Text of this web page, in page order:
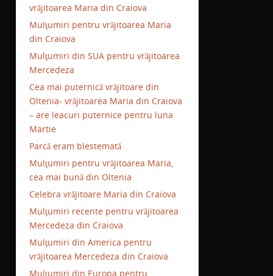
vrăjitoarea Maria din Craiova
Mulţumiri pentru vrăjitoarea Maria
din Craiova
Mulţumiri din SUA pentru vrăjitoarea
Mercedeza
Cea mai puternică vrăjitoare din
Oltenia- vrăjitoarea Maria din Craiova
– are leacuri puternice pentru luna
Martie
Parcă eram blestemată
Mulţumiri pentru vrăjitoarea Maria,
cea mai bună din Oltenia
Celebra vrăjitoare Maria din Craiova
Mulţumiri recente pentru vrăjitoarea
Mercedeza din Craiova
Mulţumiri din America pentru
vrăjitoarea Mercedeza din Craiova
Mulţumiri din Europa pentru